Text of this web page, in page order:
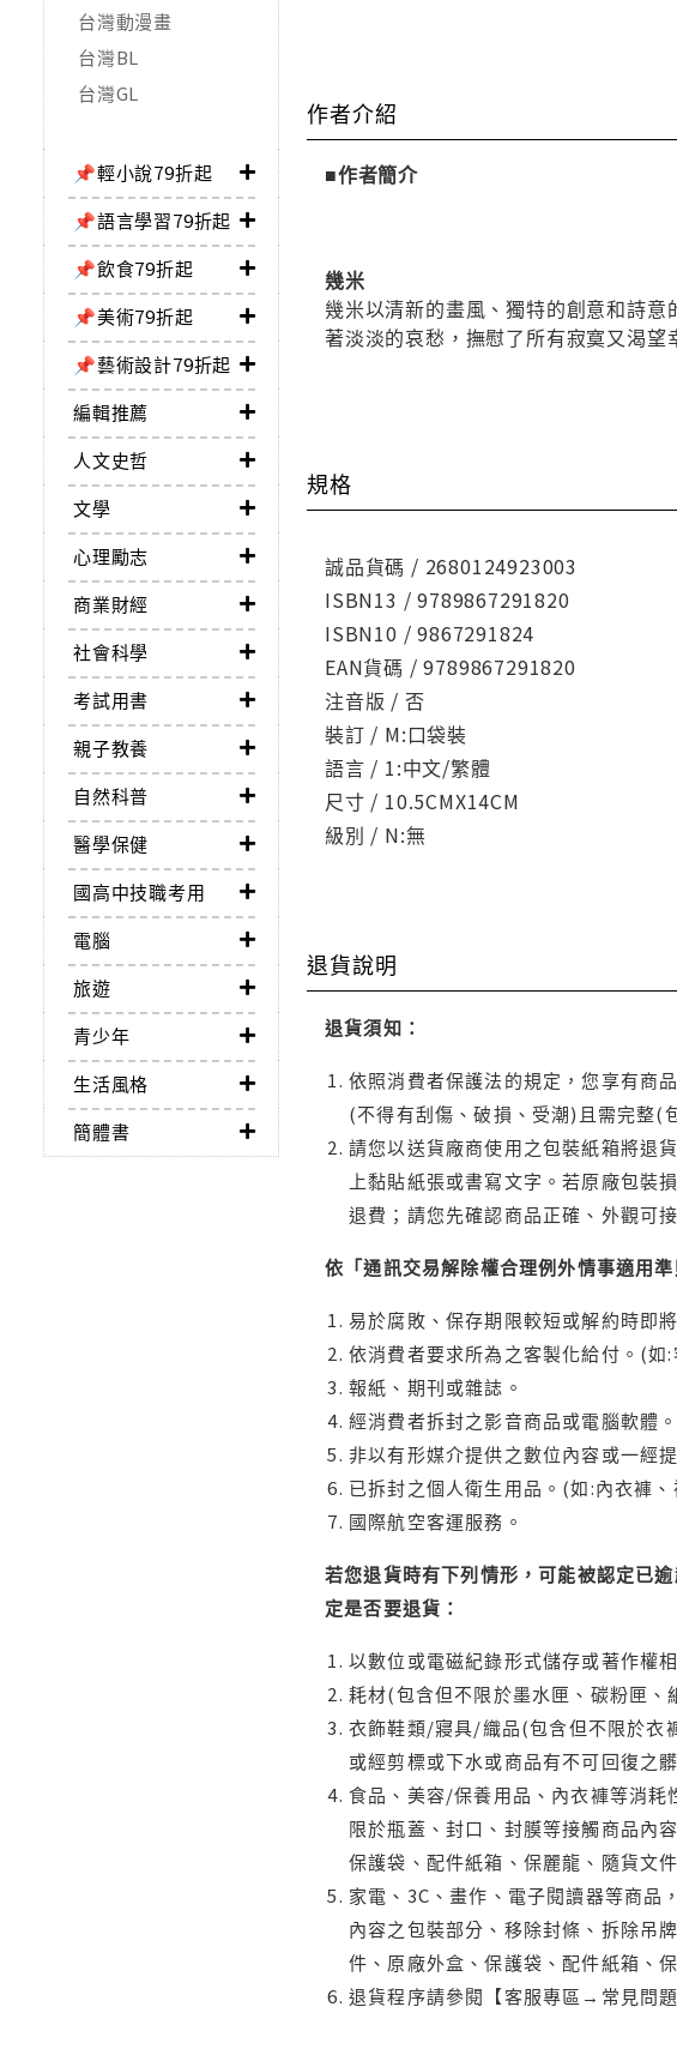
台灣動漫畫
台灣BL
台灣GL
📌輕小說79折起
📌語言學習79折起
📌飲食79折起
📌美術79折起
📌藝術設計79折起
編輯推薦
人文史哲
文學
心理勵志
商業財經
社會科學
考試用書
親子教養
自然科普
醫學保健
國高中技職考用
電腦
旅遊
青少年
生活風格
簡體書
作者介紹
■作者簡介
幾米
幾米以清新的畫風、獨特的創意和詩
著淡淡的哀愁，撫慰了所有寂寞又渴
規格
誠品貨碼 / 2680124923003
ISBN13 / 9789867291820
ISBN10 / 9867291824
EAN貨碼 / 9789867291820
注音版 / 否
裝訂 / M:口袋裝
語言 / 1:中文/繁體
尺寸 / 10.5CMX14CM
級別 / N:無
退貨說明
退貨須知：
依照消費者保護法的規定，您享有商
(不得有刮傷、破損、受潮)且需完整(
請您以送貨廠商使用之包裝紙箱將退
上黏貼紙張或書寫文字。若原廠包裝
退費；請您先確認商品正確、外觀可
依「通訊交易解除權合理例外情事適用
易於腐敗、保存期限較短或解約時即
依消費者要求所為之客製化給付。(如
報紙、期刊或雜誌。
經消費者拆封之影音商品或電腦軟體。
非以有形媒介提供之數位內容或一經
已拆封之個人衛生用品。(如:內衣褲
國際航空客運服務。
若您退貨時有下列情形，可能被認定已
定是否要退貨：
以數位或電磁紀錄形式儲存或著作權
耗材(包含但不限於墨水匣、碳粉匣
衣飾鞋類/寢具/織品(包含但不限於衣
或經剪標或下水或商品有不可回復之
食品、美容/保養用品、內衣褲等消
限於瓶蓋、封口、封膜等接觸商品內
保護袋、配件紙箱、保麗龍、隨貨文
家電、3C、畫作、電子閱讀器等商品
內容之包裝部分、移除封條、拆除吊
件、原廠外盒、保護袋、配件紙箱、
退貨程序請參閱【客服專區→常見問